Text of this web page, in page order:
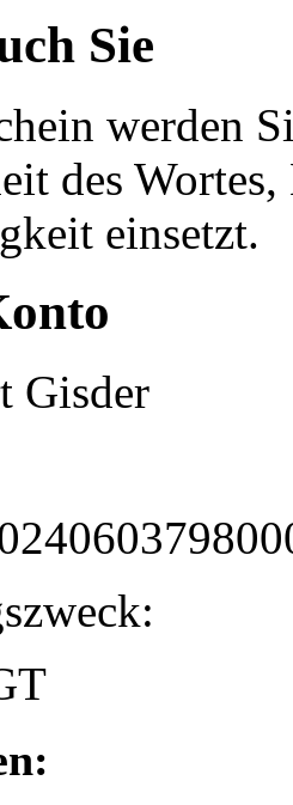
Sie
werden
des
einsetzt.
Gisder